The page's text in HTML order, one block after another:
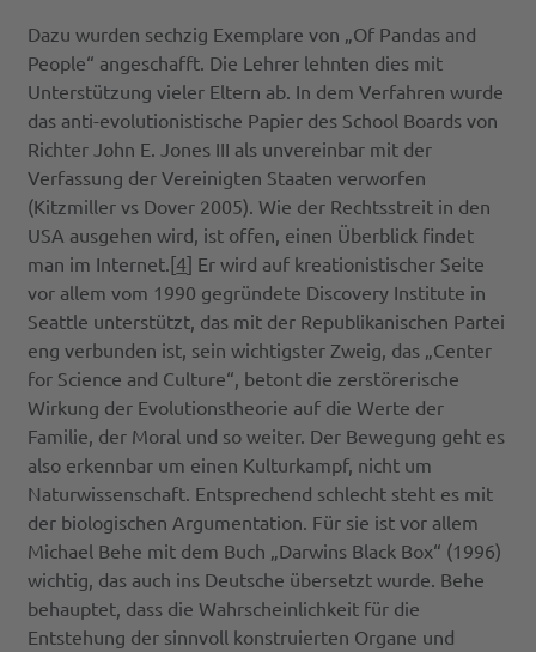
Dazu wurden sechzig Exemplare von „Of Pandas and
People“ angeschafft. Die Lehrer lehnten dies mit
Unterstützung vieler Eltern ab. In dem Verfahren wurde
das anti-evolutionistische Papier des School Boards von
Richter John E. Jones III als unvereinbar mit der
Verfassung der Vereinigten Staaten verworfen
(Kitzmiller vs Dover 2005). Wie der Rechtsstreit in den
USA ausgehen wird, ist offen, einen Überblick findet
man im Internet.[4] Er wird auf kreationistischer Seite
vor allem vom 1990 gegründete Discovery Institute in
Seattle unterstützt, das mit der Republikanischen Partei
eng verbunden ist, sein wichtigster Zweig, das „Center
for Science and Culture“, betont die zerstörerische
Wirkung der Evolutionstheorie auf die Werte der
Familie, der Moral und so weiter. Der Bewegung geht es
also erkennbar um einen Kulturkampf, nicht um
Naturwissenschaft. Entsprechend schlecht steht es mit
der biologischen Argumentation. Für sie ist vor allem
Michael Behe mit dem Buch „Darwins Black Box“ (1996)
wichtig, das auch ins Deutsche übersetzt wurde. Behe
behauptet, dass die Wahrscheinlichkeit für die
Entstehung der sinnvoll konstruierten Organe und